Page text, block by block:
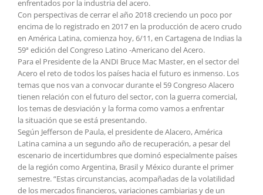
enfrentados por la industria del acero.
Con perspectivas de cerrar el año 2018 creciendo un poco por
encima de lo registrado en 2017 en la producción de acero crudo
en América Latina, comienza hoy, 6/11, en Cartagena de Indias la
59ª edición del Congreso Latino -Americano del Acero.
Para el Presidente de la ANDI Bruce Mac Master, en el sector del
Acero el reto de todos los países hacia el futuro es inmenso. Los
temas que nos van a convocar durante el 59 Congreso Alacero
tienen relación con el futuro del sector, con la guerra comercial,
los temas de desviación y la forma como vamos a enfrentar
la situación que se está presentando.
Según Jefferson de Paula, el presidente de Alacero, América
Latina camina a un segundo año de recuperación, a pesar del
escenario de incertidumbres que dominó especialmente países
de la región como Argentina, Brasil y México durante el primer
semestre. “Estas circunstancias, acompañadas de la volatilidad
de los mercados financieros, variaciones cambiarias y de un